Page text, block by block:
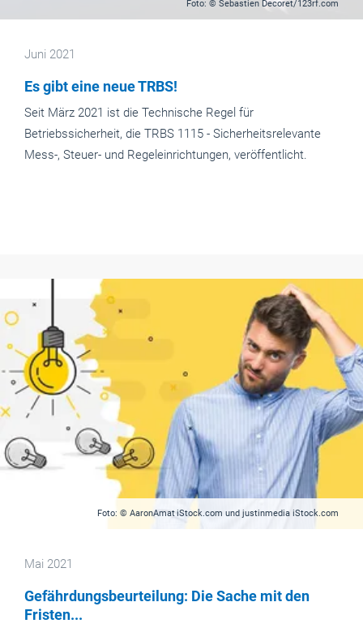
Foto: © Sebastien Decoret/123rf.com
Juni 2021
Es gibt eine neue TRBS!
Seit März 2021 ist die Technische Regel für
Betriebssicherheit, die TRBS 1115 - Sicherheitsrelevante
Mess-, Steuer- und Regeleinrichtungen, veröffentlicht.
Foto: © AaronAmat iStock.com und justinmedia iStock.com
Mai 2021
Gefährdungsbeurteilung: Die Sache mit den
Fristen...